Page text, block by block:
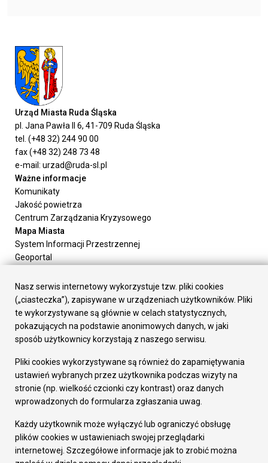
Urząd Miasta Ruda Śląska
pl. Jana Pawła II 6, 41-709 Ruda Śląska
tel. (+48 32) 244 90 00
fax (+48 32) 248 73 48
e-mail: urzad@ruda-sl.pl
Ważne informacje
Komunikaty
Jakość powietrza
Centrum Zarządzania Kryzysowego
Mapa Miasta
System Informacji Przestrzennej
Geoportal
Załatw sprawę
Prezydent Miasta
Rada Miasta
Wydziały
Elektroniczna Skrzynka Podawcza
Gospodarka
Fundusze europejskie
Środki krajowe
Oferty inwestycyjne
Pozostałe
Deklaracja dostępności
Dane osobowe
Nasz serwis internetowy wykorzystuje tzw. pliki cookies
(„ciasteczka”), zapisywane w urządzeniach użytkowników. Pliki
te wykorzystywane są głównie w celach statystycznych,
pokazujących na podstawie anonimowych danych, w jaki
sposób użytkownicy korzystają z naszego serwisu.
Pliki cookies wykorzystywane są również do zapamiętywania
ustawień wybranych przez użytkownika podczas wizyty na
stronie (np. wielkość czcionki czy kontrast) oraz danych
wprowadzonych do formularza zgłaszania uwag.
Każdy użytkownik może wyłączyć lub ograniczyć obsługę
plików cookies w ustawieniach swojej przeglądarki
internetowej. Szczegółowe informacje jak to zrobić można